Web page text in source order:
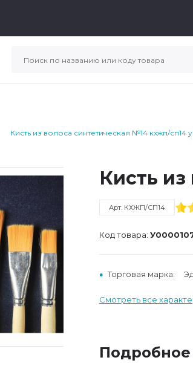
Кисть из волоса синтетическая №14 кхжп/сп14
Кисть
Арт. КХЖП/СП14
Код товара:
Торговая марка:
Смотреть все